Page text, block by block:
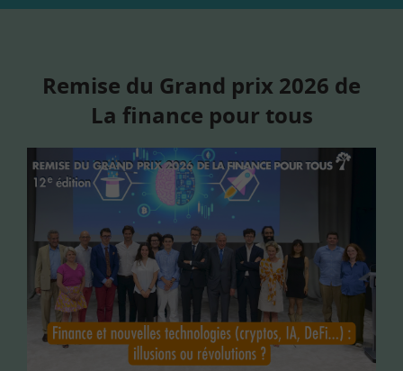
Remise du Grand prix 2026 de
La finance pour tous